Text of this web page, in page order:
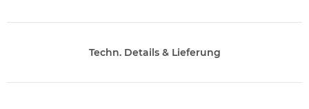
Techn. Details & Lieferung